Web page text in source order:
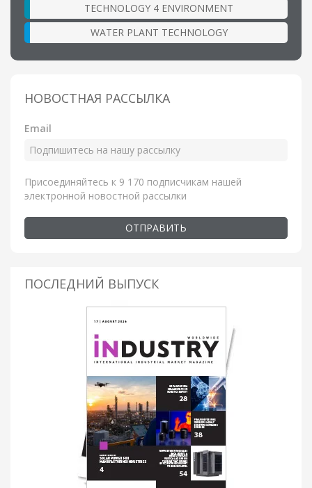
TECHNOLOGY 4 ENVIRONMENT
WATER PLANT TECHNOLOGY
НОВОСТНАЯ РАССЫЛКА
Email
Присоединяйтесь к 9 170 подписчикам нашей
электронной новостной рассылки
ОТПРАВИТЬ
ПОСЛЕДНИЙ ВЫПУСК